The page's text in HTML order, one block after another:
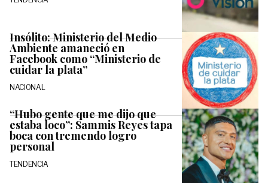
Insólito: Ministerio del Medio
Ambiente amaneció en
Facebook como “Ministerio de
cuidar la plata”
NACIONAL
“Hubo gente que me dijo que
estaba loco”: Sammis Reyes tapa
boca con tremendo logro
personal
TENDENCIA